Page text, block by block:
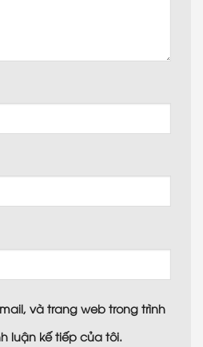
và trang web trong trình
luận kế tiếp của tôi.